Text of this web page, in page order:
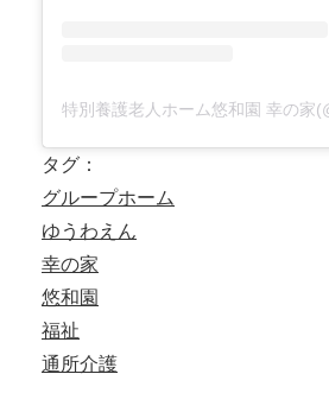
タグ：
グループホーム
ゆうわえん
幸の家
悠和園
福祉
通所介護